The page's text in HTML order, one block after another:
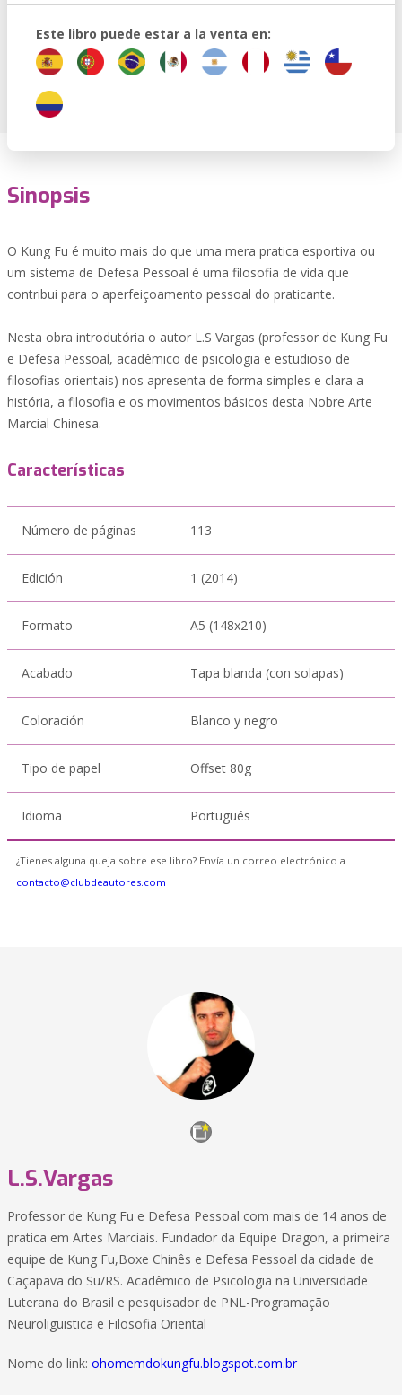
Este libro puede estar a la venta en:
Sinopsis
O Kung Fu é muito mais do que uma mera pratica esportiva ou
um sistema de Defesa Pessoal é uma filosofia de vida que
contribui para o aperfeiçoamento pessoal do praticante.
Nesta obra introdutória o autor L.S Vargas (professor de Kung Fu
e Defesa Pessoal, acadêmico de psicologia e estudioso de
filosofias orientais) nos apresenta de forma simples e clara a
história, a filosofia e os movimentos básicos desta Nobre Arte
Marcial Chinesa.
Características
Número de páginas 113
Edición 1 (2014)
Formato A5 (148x210)
Acabado Tapa blanda (con solapas)
Coloración Blanco y negro
Tipo de papel Offset 80g
Idioma Portugués
¿Tienes alguna queja sobre ese libro? Envía un correo electrónico a
contacto@clubdeautores.com
L.S.Vargas
Professor de Kung Fu e Defesa Pessoal com mais de 14 anos de
pratica em Artes Marciais. Fundador da Equipe Dragon, a primeira
equipe de Kung Fu,Boxe Chinês e Defesa Pessoal da cidade de
Caçapava do Su/RS. Acadêmico de Psicologia na Universidade
Luterana do Brasil e pesquisador de PNL-Programação
Neuroliguistica e Filosofia Oriental
Nome do link: ohomemdokungfu.blogspot.com.br